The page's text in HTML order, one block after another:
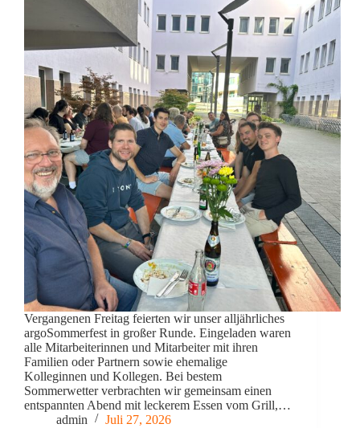
Vergangenen Freitag feierten wir unser alljährliches
argoSommerfest in großer Runde. Eingeladen waren
alle Mitarbeiterinnen und Mitarbeiter mit ihren
Familien oder Partnern sowie ehemalige
Kolleginnen und Kollegen. Bei bestem
Sommerwetter verbrachten wir gemeinsam einen
entspannten Abend mit leckerem Essen vom Grill,…
admin
Juli 27, 2026